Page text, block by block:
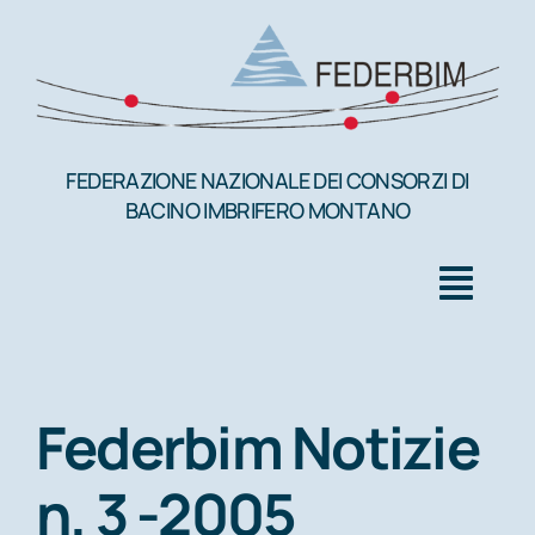
contenuto
FEDERAZIONE NAZIONALE DEI CONSORZI DI
BACINO IMBRIFERO MONTANO
FEDERBIM
Federbim Notizie
n. 3 -2005